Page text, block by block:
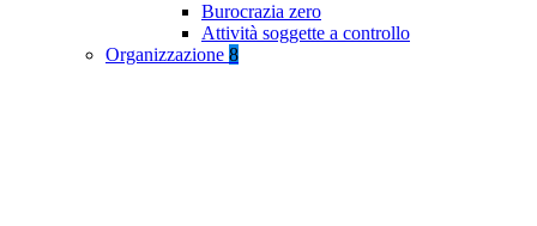
Burocrazia zero
Attività soggette a controllo
Organizzazione 8